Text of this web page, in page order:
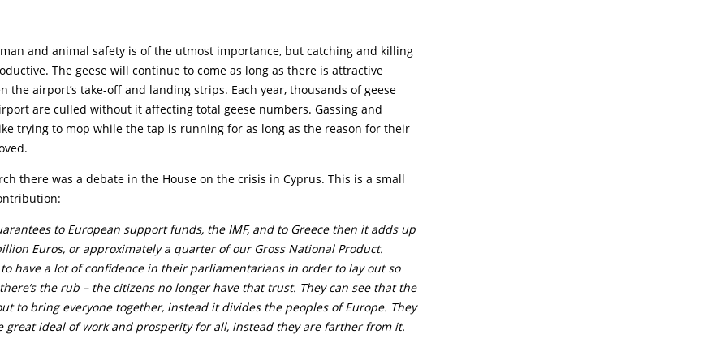
and animal safety is of the utmost importance, but catching and killing
The geese will continue to come as long as there is attractive
the airport’s take-off and landing strips. Each year, thousands of geese
are culled without it affecting total geese numbers. Gassing and
trying to mop while the tap is running for as long as the reason for their
there was a debate in the House on the crisis in Cyprus. This is a small
to European support funds, the IMF, and to Greece then it adds up
Euros, or approximately a quarter of our Gross National Product.
have a lot of confidence in their parliamentarians in order to lay out so
the rub – the citizens no longer have that trust. They can see that the
to bring everyone together, instead it divides the peoples of Europe. They
great ideal of work and prosperity for all, instead they are farther from it.